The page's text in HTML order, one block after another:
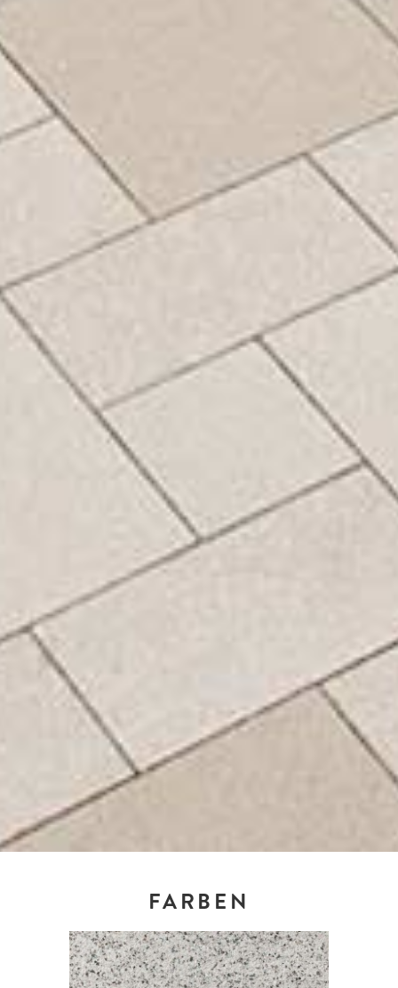
FARBEN